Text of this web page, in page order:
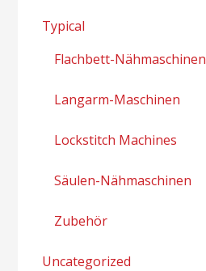
Typical
Flachbett-Nähmaschinen
Langarm-Maschinen
Lockstitch Machines
Säulen-Nähmaschinen
Zubehör
Uncategorized